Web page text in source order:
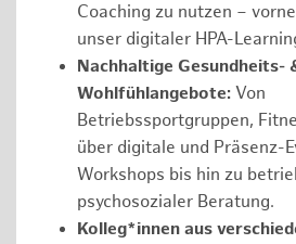
Coaching zu nutzen –
unser digitaler HPA-
Nachhaltige Gesundheits-
Wohlfühlangebote: Von
Betriebssportgruppen,
über digitale und Präsenz-
Workshops bis hin zu
psychosozialer Beratung.
Kolleg*innen aus